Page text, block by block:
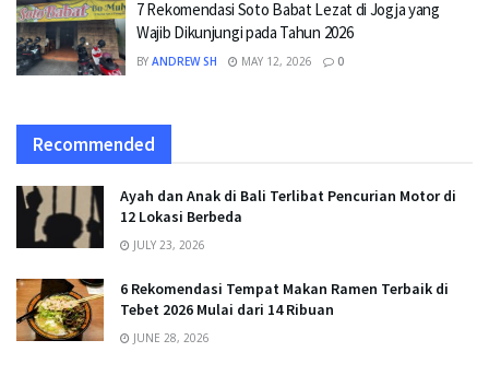
7 Rekomendasi Soto Babat Lezat di Jogja yang
Wajib Dikunjungi pada Tahun 2026
BY ANDREW SH MAY 12, 2026 0
Recommended
Ayah dan Anak di Bali Terlibat Pencurian Motor di
12 Lokasi Berbeda
JULY 23, 2026
6 Rekomendasi Tempat Makan Ramen Terbaik di
Tebet 2026 Mulai dari 14 Ribuan
JUNE 28, 2026